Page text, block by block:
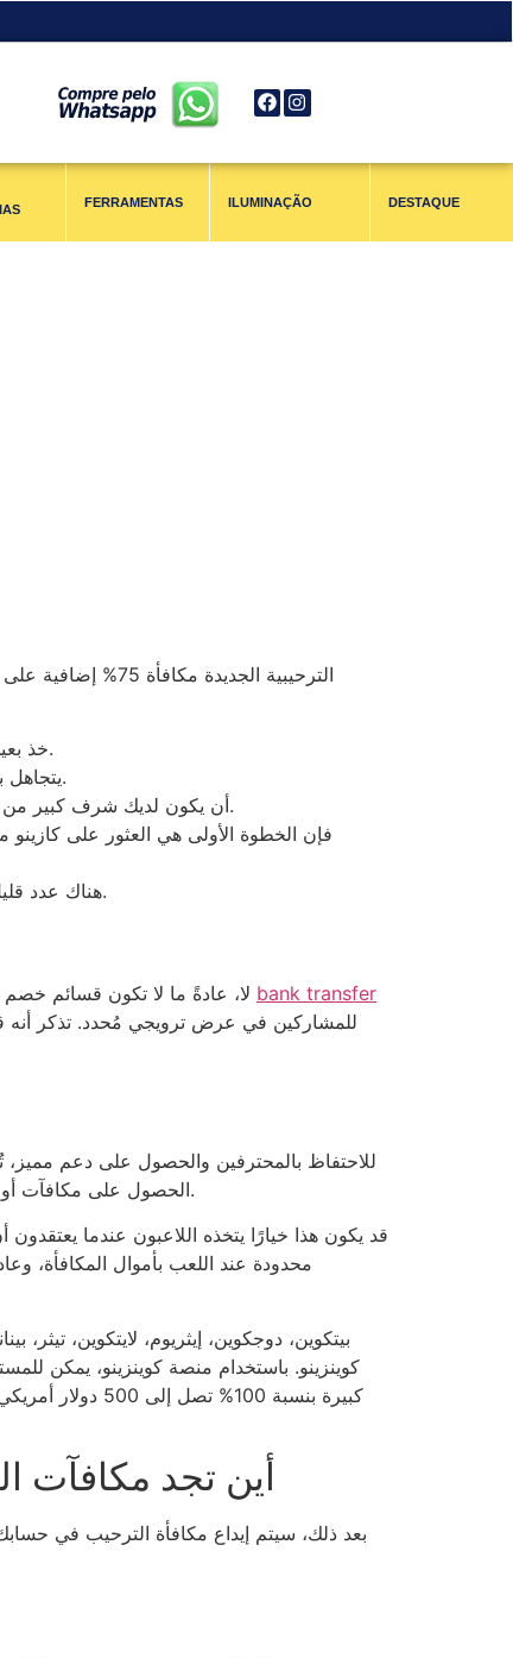
FERRAMENTAS ILUMINAÇÃO DESTAQUE
خذ بعين الاعتبار النصائح الضرورية (أدخل كلمة المرور الإضافية، واشترك، وما إلى ذلك) ويمكنك اتباع التعليمات لإنشاء حساب.
يتجاهل بعض اللاعبين أيضًا الحصول على متطلبات المكافأة الإضافية عندما تكون ضرورية، مما يؤدي إلى فقدان العرض بالكامل.
أن يكون لديك شرف كبير من الخطوة الأولى، 100000،100000 دولار أمريكي مشترك، بعضها البعض ناجح وسوف تخسر الرهانات لديك فرصة للفوز.
هناك عدد قليل من الإجراءات التي تساعدك على سحب الأموال من أحدث رموز المكافأة بدون إيداع والتي قد ترغب في معرفتها من.
bank transfer
للاحتفاظ بالمحترفين والحصول على دعم
الحصول على مكافآت أو قروض عند الإيداع الأولي أو اللعب. قد تتضمن هذه الخدمات أيضًا عناصر مُسلية، وهو أمر شائع في مواقع المقامرة بالبيتكوين.
قد يكون هذا خيارًا يتخذه اللاعبون عندما
محدودة عند اللعب بأموال المكافأة،
بيتكوين، دوجكوين، إيثريوم، لايتكوين،
كوينزينو. باستخدام منصة كوينزينو، يمكن
كبيرة بنسبة
أين تجد مكافآت
بعد ذلك، سيتم إيداع مكافأة الترحيب في